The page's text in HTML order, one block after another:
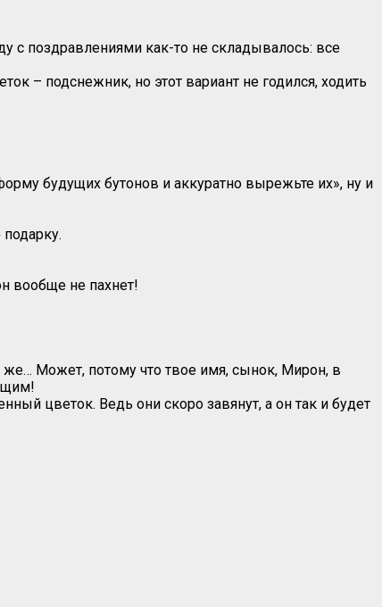
с поздравлениями как-то не складывалось: все
– подснежник, но этот вариант не годился, ходить
будущих бутонов и аккуратно вырежьте их», ну и
вообще не пахнет!
Может, потому что твое имя, сынок, Мирон, в
цветок. Ведь они скоро завянут, а он так и будет